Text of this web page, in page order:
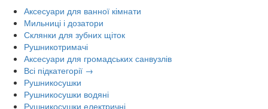
Аксесуари для ванної кімнати
Мильниці і дозатори
Склянки для зубних щіток
Рушникотримачі
Аксесуари для громадських санвузлів
Всі підкатегорії →
Рушникосушки
Рушникосушки водяні
Рушникосушки електричні